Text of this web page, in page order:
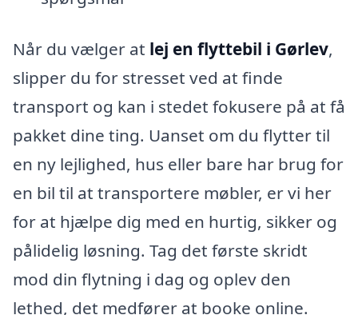
Når du vælger at lej en flyttebil i Gørlev,
slipper du for stresset ved at finde
transport og kan i stedet fokusere på at få
pakket dine ting. Uanset om du flytter til
en ny lejlighed, hus eller bare har brug for
en bil til at transportere møbler, er vi her
for at hjælpe dig med en hurtig, sikker og
pålidelig løsning. Tag det første skridt
mod din flytning i dag og oplev den
lethed, det medfører at booke online.